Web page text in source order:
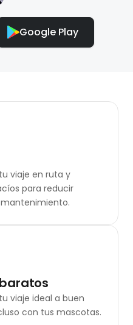
Google Play
viaje en ruta y
para reducir
viaje ideal a buen
con tus mascotas.